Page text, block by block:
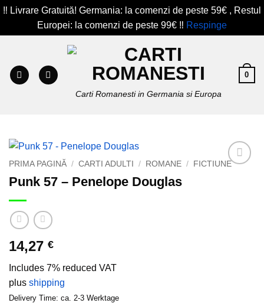
‼️ Livrare Gratuită! Germania: la comenzi de peste 59€ , Restul
Europei: la comenzi de peste 99€ ‼️ Respinge
content
Carti Romanesti in Germania si Europa
0
PRIMA PAGINĂ / CARTI ADULTI / ROMANE / FICTIUNE
Punk 57 – Penelope Douglas
14,27 €
Includes 7% reduced VAT
plus shipping
Delivery Time: ca. 2-3 Werktage